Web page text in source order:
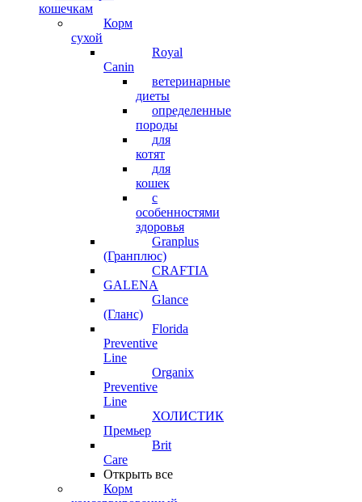
кошечкам
Корм
сухой
Royal
Canin
ветеринарные
диеты
определенные
породы
для
котят
для
кошек
с
особенностями
здоровья
Granplus
(Гранплюс)
CRAFTIA
GALENA
Glance
(Гланс)
Florida
Preventive
Line
Organix
Preventive
Line
ХОЛИСТИК
Премьер
Brit
Care
Открыть все
Корм